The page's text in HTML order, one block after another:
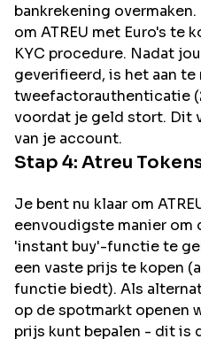
bankrekening
om ATREU met Euro's te
KYC procedure. Nadat
geverifieerd, is het aan te
tweefactorauthenticatie
voordat je geld stort. Dit
van je account.
Stap 4: Atreu
Je bent nu klaar om
eenvoudigste manier
'instant buy'-functie te
een vaste prijs te kopen
functie biedt). Als
op de spotmarkt openen
prijs kunt bepalen - dit is